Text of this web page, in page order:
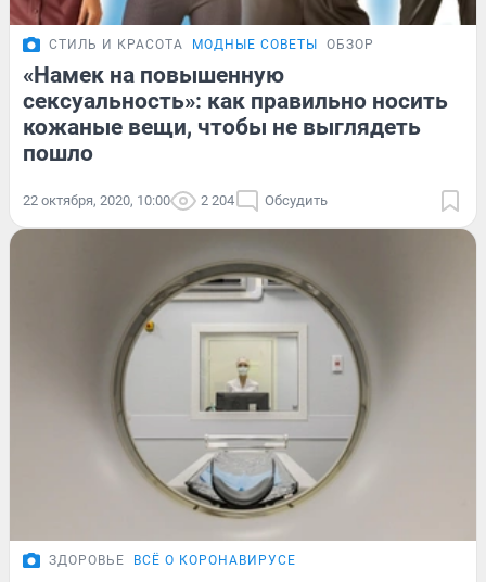
СТИЛЬ И КРАСОТА МОДНЫЕ СОВЕТЫ ОБЗОР
«Намек на повышенную
сексуальность»: как правильно носить
кожаные вещи, чтобы не выглядеть
пошло
22 октября, 2020, 10:00 2 204 Обсудить
ЗДОРОВЬЕ ВСЁ О КОРОНАВИРУСЕ